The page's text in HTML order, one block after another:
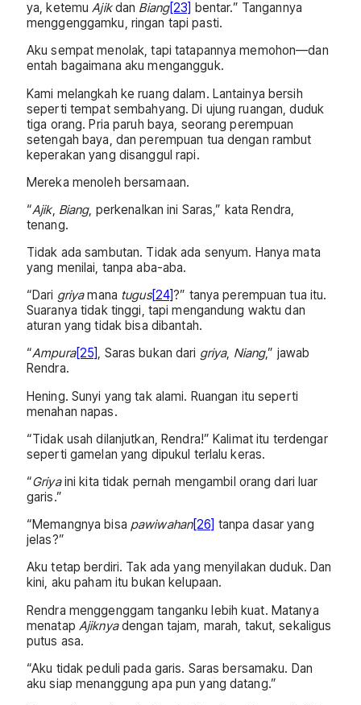
ya, ketemuAjikdan Biang[23] bentar.” Tangannya
menggenggamku, ringan tapi pasti.
Aku sempat menolak, tapi tatapannya memohon—dan
entah bagaimana aku mengangguk.
Kami melangkah ke ruang dalam. Lantainya bersih
seperti tempat sembahyang. Di ujung ruangan, duduk
tiga orang. Pria paruh baya, seorang perempuan
setengah baya, dan perempuan tua dengan rambut
keperakan yang disanggul rapi.
Mereka menoleh bersamaan.
“Ajik, Biang, perkenalkan ini Saras,” kata Rendra,
tenang.
Tidak ada sambutan. Tidak ada senyum. Hanya mata
yang menilai, tanpa aba-aba.
“Dari griyamana tugus[24]?” tanya perempuan tua itu.
Suaranya tidak tinggi, tapi mengandung waktu dan
aturan yang tidak bisa dibantah.
“Ampura[25], Saras bukan dari griya, Niang,” jawab
Rendra.
Hening. Sunyi yang tak alami. Ruangan itu seperti
menahan napas.
“Tidak usah dilanjutkan, Rendra!” Kalimat itu terdengar
seperti gamelan yang dipukul terlalu keras.
“Griyaini kita tidak pernah mengambil orang dari luar
garis.”
“Memangnya bisa pawiwahan[26] tanpa dasar yang
jelas?”
Aku tetap berdiri. Tak ada yang menyilakan duduk. Dan
kini, aku paham itu bukan kelupaan.
Rendra menggenggam tanganku lebih kuat. Matanya
menatap Ajiknyadengan tajam, marah, takut, sekaligus
putus asa.
“Aku tidak peduli pada garis. Saras bersamaku. Dan
aku siap menanggung apa pun yang datang.”